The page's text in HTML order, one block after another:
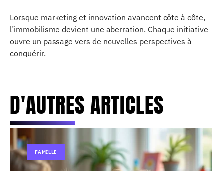
Lorsque marketing et innovation avancent côte à côte,
l’immobilisme devient une aberration. Chaque initiative
ouvre un passage vers de nouvelles perspectives à
conquérir.
D'AUTRES ARTICLES
FAMILLE